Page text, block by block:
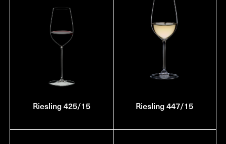
Riesling 425/15 Riesling 447/15